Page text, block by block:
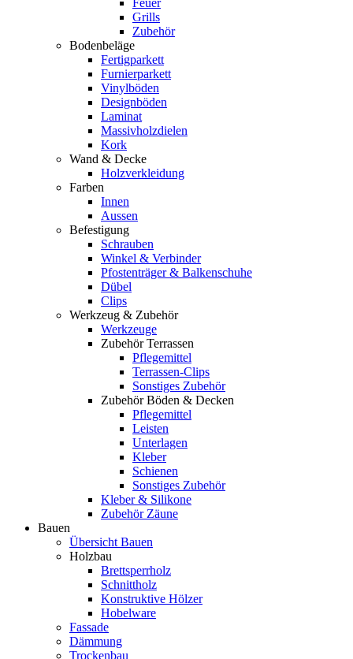
Grills
Zubehör
Bodenbeläge
Fertigparkett
Furnierparkett
Vinylböden
Designböden
Laminat
Massivholzdielen
Kork
Wand & Decke
Holzverkleidung
Farben
Innen
Aussen
Befestigung
Schrauben
Winkel & Verbinder
Pfostenträger & Balkenschuhe
Dübel
Clips
Werkzeug & Zubehör
Werkzeuge
Zubehör Terrassen
Pflegemittel
Terrassen-Clips
Sonstiges Zubehör
Zubehör Böden & Decken
Pflegemittel
Leisten
Unterlagen
Kleber
Schienen
Sonstiges Zubehör
Kleber & Silikone
Zubehör Zäune
Bauen
Übersicht Bauen
Holzbau
Brettsperrholz
Schnittholz
Konstruktive Hölzer
Hobelware
Fassade
Dämmung
Trockenbau